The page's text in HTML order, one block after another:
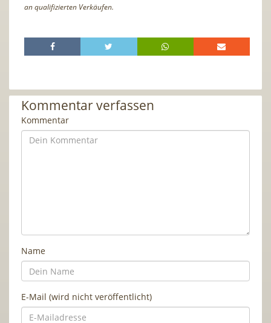
an qualifizierten Verkäufen.
Kommentar verfassen
Kommentar
Name
E-Mail (wird nicht veröffentlicht)